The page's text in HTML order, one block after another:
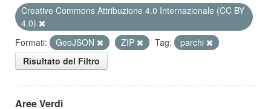
Creative Commons Attribuzione 4.0 Internazionale (CC BY
4.0)
Formati:
GeoJSON ZIP Tag:
parchi
Risultato del Filtro
Aree Verdi